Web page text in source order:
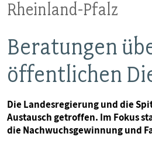
POSITIONEN
INTERNATIONALES
VERANSTALTUNGEN UND
Rheinland-Pfalz
Beratungen
öffentlichen
Die Landesregierung und die
Austausch getroffen. Im Fokus
die Nachwuchsgewinnung und